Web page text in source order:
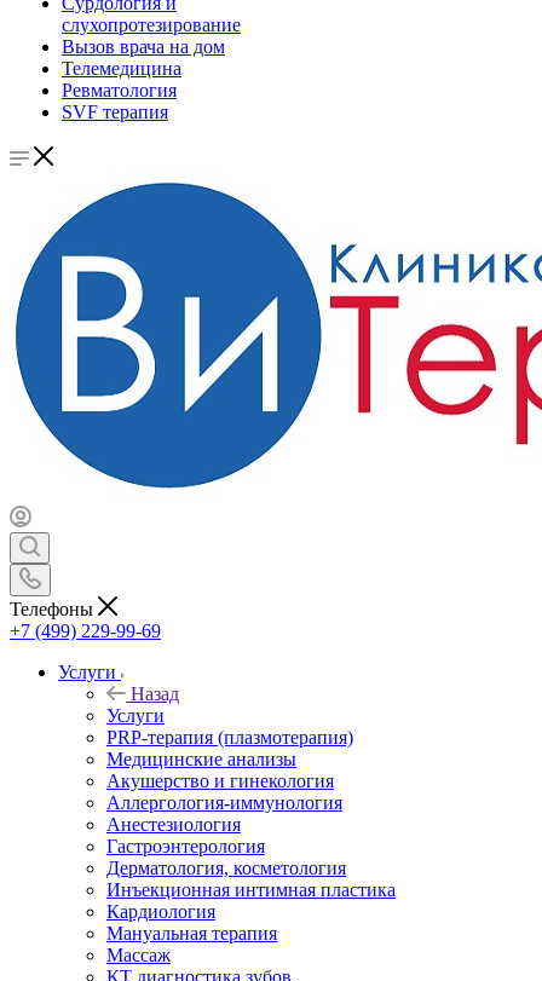
слухопротезирование
Вызов врача на дом
Телемедицина
Ревматология
SVF терапия
Телефоны
+7 (499) 229-99-69
Услуги
Назад
Услуги
PRP-терапия (плазмотерапия)
Медицинские анализы
Акушерство и гинекология
Аллергология-иммунология
Анестезиология
Гастроэнтерология
Дерматология, косметология
Инъекционная интимная пластика
Кардиология
Мануальная терапия
Массаж
КТ диагностика зубов